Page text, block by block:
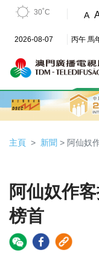
30˚C A
2026-08-07 丙午 馬
主頁 新聞 > 阿仙奴
阿仙奴作
榜首